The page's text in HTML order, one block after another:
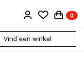
0
Vind een winkel